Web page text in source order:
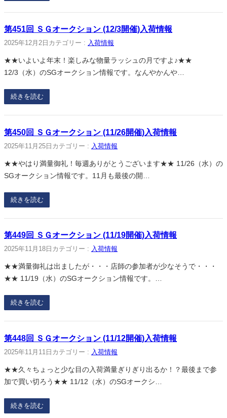
第451回 ＳＧオークション (12/3開催)入荷情報
2025年12月2日 カテゴリー : 入荷情報
★★いよいよ年末！楽しみな物量ラッシュの月ですよ♪★★
12/3（水）のSGオークション情報です。なんやかんや…
続きを読む
第450回 ＳＧオークション (11/26開催)入荷情報
2025年11月25日 カテゴリー : 入荷情報
★★やはり満量御礼！毎週ありがとうございます★★ 11/26（水）の
SGオークション情報です。11月も最後の開…
続きを読む
第449回 ＳＧオークション (11/19開催)入荷情報
2025年11月18日 カテゴリー : 入荷情報
★★満量御礼は出ましたが・・・店師の参加者が少なそうで・・・
★★ 11/19（水）のSGオークション情報です。…
続きを読む
第448回 ＳＧオークション (11/12開催)入荷情報
2025年11月11日 カテゴリー : 入荷情報
★★久々ちょっと少な目の入荷満量ぎりぎり出るか！？最後まで参
加で買い切ろう★★ 11/12（水）のSGオークシ…
続きを読む